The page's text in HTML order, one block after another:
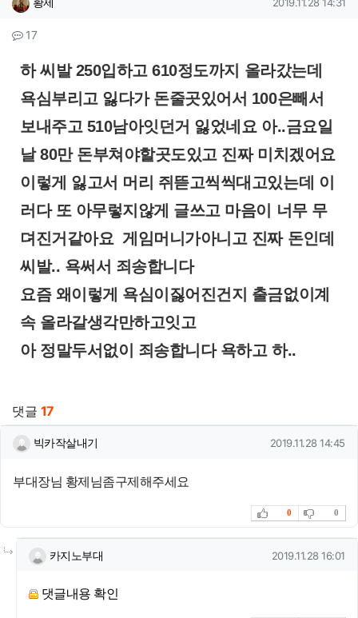
2019.11.28 14:31
컨텐츠 정보
17댓글
본문하 씨발 250입하고 610정도까지 올라갔는데
욕심부리고 잃다가 돈줄곳있어서 100은빼서
보내주고 510남아잇던거 잃었네요 아..금요일
날 80만 돈부쳐야할곳도있고 진짜 미치겠어요
이렇게 잃고서 머리 쥐뜯고씩씩대고있는데 이
러다 또 아무렇지않게 글쓰고 마음이 너무 무
뎌진거같아요 게임머니가아니고 진짜 돈인데
씨발.. 욕써서 죄송합니다
요즘 왜이렇게 욕심이짏어진건지 출금없이계
속 올라갈생각만하고잇고
아 정말두서없이 죄송합니다 욕하고 하..
댓글 17
빅카작살내기님의 댓글
빅카작살내기 작성일
2019.11.28 14:45
부대장님 황제님좀구제해주세요
추천
0 비추천
0
카지노부대님의
카지노부대 작성일
2019.11.28 16:01
댓글내용 확인